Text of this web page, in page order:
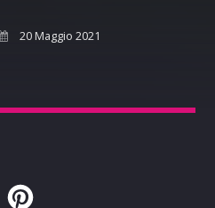
20 Maggio 2021
Twitter